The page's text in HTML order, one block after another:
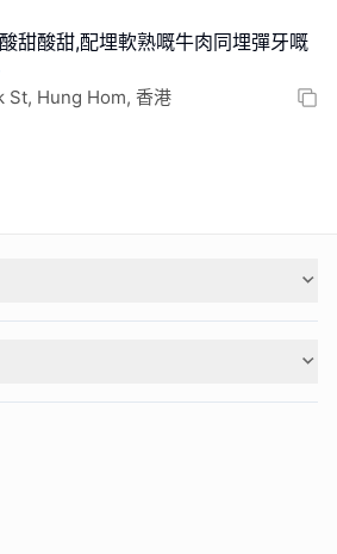
甜酸甜,配埋軟熟嘅牛肉同埋彈牙嘅
St, Hung Hom, 香港